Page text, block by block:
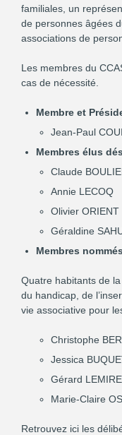
familiales, un
de personnes âgées
associations de
Les membres du
cas de nécessité.
Membre et
Jean-Paul
Membres élus
Claude
Annie LECOQ
Olivier ORIENT
Géraldine
Membres
Quatre habitants de
du handicap, de
vie associative pour
Christophe
Jessica
Gérard LEMIRE
Marie-Claire
Retrouvez ici les